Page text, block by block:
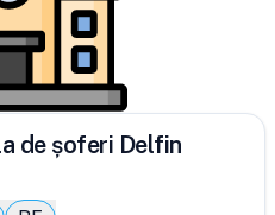
de șoferi Delfin